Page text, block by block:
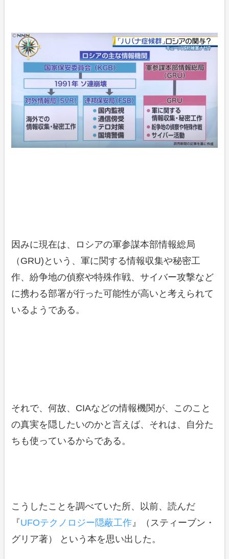
因みに現在は、ロシアの軍参謀本部情報総局
（GRU)という、軍に関する情報収集や秘密工
作、紛争地の偵察や特殊作戦、サイバー攻撃など
に携わる部署が行った可能性が高いと考えられて
いるようである。
それで、何故、CIAなどの情報機関が、このこと
の真実を隠したいのかと言えば、それは、自分た
ちも使っているからである。
こうしたことを調べていた所、以前、読んだ
『UFOテクノロジー隠蔽工作』（スティーブン・
グリア著） という本を思い出した。